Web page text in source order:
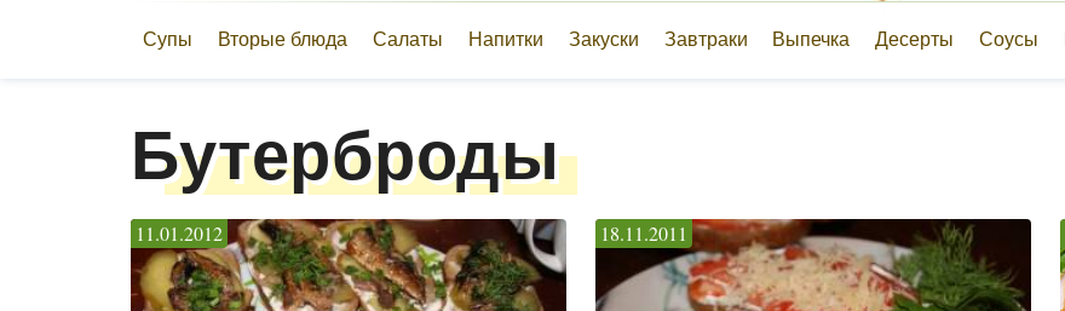
Супы Вторые блюда Салаты Напитки Закуски Завтраки Выпечка Десерты Соусы
Бутерброды
11.01.2012 18.11.2011